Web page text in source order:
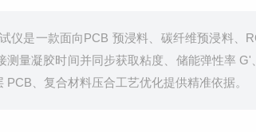
仪是一款面向PCB 预浸料、碳纤维预浸料、
量凝胶时间并同步获取粘度、储能弹性率 G'
、复合材料压合工艺优化提供精准依据。